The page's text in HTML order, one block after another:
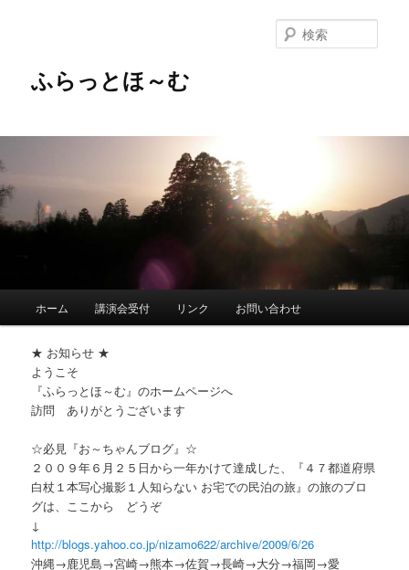
へ
移
動
ふらっとほ～む
索
ホーム 講演会受付 リンク お問い合わせ
★ お知らせ ★
ようこそ
『ふらっとほ～む』のホームページへ
訪問 ありがとうございます
☆必見『お～ちゃんブログ』☆
２００９年６月２５日から一年かけて達成した、『４７都道府県
白杖１本写心撮影１人知らない お宅での民泊の旅』の旅のブロ
グは、ここから どうぞ
↓
http://blogs.yahoo.co.jp/nizamo622/archive/2009/6/26
沖縄→鹿児島→宮崎→熊本→佐賀→長崎→大分→福岡→愛